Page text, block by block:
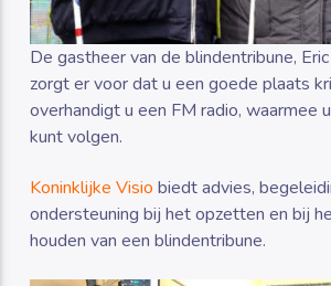
De gastheer van de blindentribune,
zorgt er voor dat u een goede plaats
overhandigt u een FM radio, waarmee
kunt volgen.
Koninklijke Visio biedt advies,
ondersteuning bij het opzetten en bij
houden van een blindentribune.